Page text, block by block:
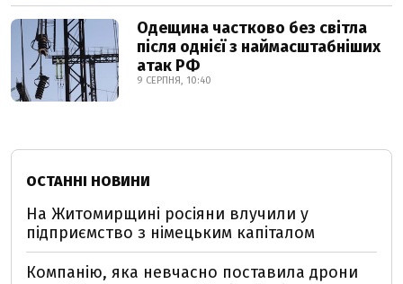
Одещина частково без світла
після однієї з наймасштабніших
атак РФ
9 СЕРПНЯ, 10:40
ОСТАННІ НОВИНИ
На Житомирщині росіяни влучили у
підприємство з німецьким капіталом
Компанію, яка невчасно поставила дрони